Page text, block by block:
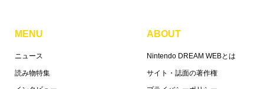
MENU
ニュース
読み物特集
ABOUT
Nintendo DREAM WEBとは
サイト・誌面の著作権